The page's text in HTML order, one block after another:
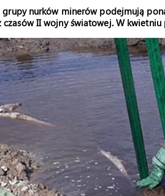
nurków minerów podejmują
czasów II wojny światowej. W